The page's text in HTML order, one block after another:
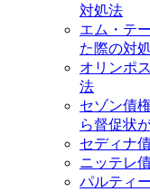
対処法
エム・テ
た際の対
オリンポ
法
セゾン債
ら督促状
セディナ
ニッテレ
パルティ